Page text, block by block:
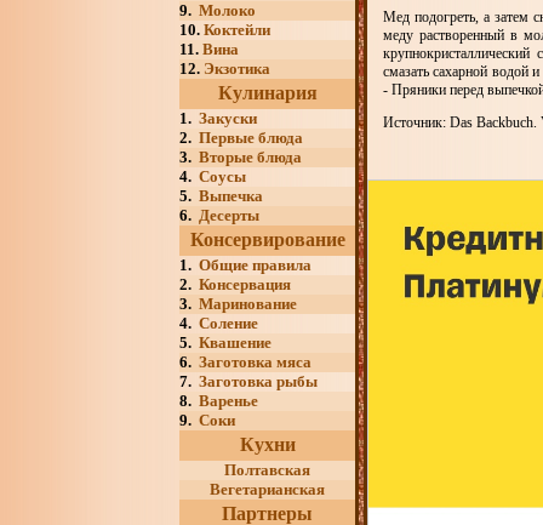
9. Молоко
10. Коктейли
11. Вина
12. Экзотика
Кулинария
1. Закуски
2. Первые блюда
3. Вторые блюда
4. Соусы
5. Выпечка
6. Десерты
Консервирование
1. Общие правила
2. Консервация
3. Маринование
4. Соление
5. Квашение
6. Заготовка мяса
7. Заготовка рыбы
8. Варенье
9. Соки
Кухни
Полтавская
Вегетарианская
Партнеры
Мед подогреть, а затем
меду растворенный в
смазать сахарной водой
- Пряники перед
Источник: Das Backbuch.